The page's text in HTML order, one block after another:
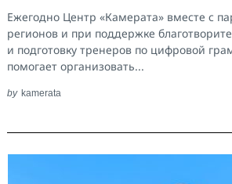
Ежегодно Центр «Камерата» вместе с
регионов и при поддержке
и подготовку тренеров по цифровой
помогает организовать...
by kamerata